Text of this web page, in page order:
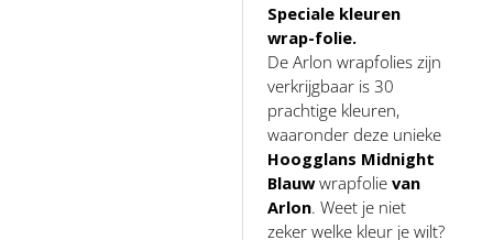
Speciale kleuren
wrap-folie.
De Arlon wrapfolies zijn
verkrijgbaar is 30
prachtige kleuren,
waaronder deze unieke
Hoogglans Midnight
Blauwwrapfolievan
Arlon. Weet je niet
zeker welke kleur je wilt?